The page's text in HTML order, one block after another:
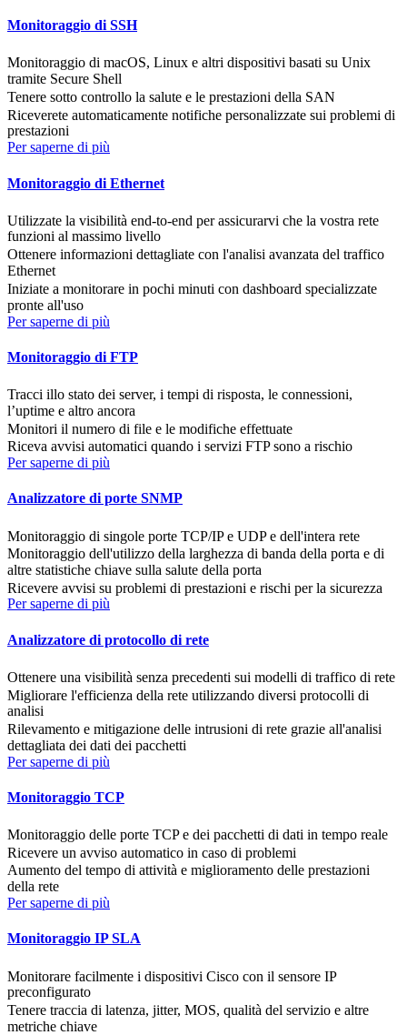
Monitoraggio di SSH
Monitoraggio di macOS, Linux e altri dispositivi basati su Unix
tramite Secure Shell
Tenere sotto controllo la salute e le prestazioni della SAN
Riceverete automaticamente notifiche personalizzate sui problemi di
prestazioni
Per saperne di più
Monitoraggio di Ethernet
Utilizzate la visibilità end-to-end per assicurarvi che la vostra rete
funzioni al massimo livello
Ottenere informazioni dettagliate con l'analisi avanzata del traffico
Ethernet
Iniziate a monitorare in pochi minuti con dashboard specializzate
pronte all'uso
Per saperne di più
Monitoraggio di FTP
Tracci illo stato dei server, i tempi di risposta, le connessioni,
l’uptime e altro ancora
Monitori il numero di file e le modifiche effettuate
Riceva avvisi automatici quando i servizi FTP sono a rischio
Per saperne di più
Analizzatore di porte SNMP
Monitoraggio di singole porte TCP/IP e UDP e dell'intera rete
Monitoraggio dell'utilizzo della larghezza di banda della porta e di
altre statistiche chiave sulla salute della porta
Ricevere avvisi su problemi di prestazioni e rischi per la sicurezza
Per saperne di più
Analizzatore di protocollo di rete
Ottenere una visibilità senza precedenti sui modelli di traffico di rete
Migliorare l'efficienza della rete utilizzando diversi protocolli di
analisi
Rilevamento e mitigazione delle intrusioni di rete grazie all'analisi
dettagliata dei dati dei pacchetti
Per saperne di più
Monitoraggio TCP
Monitoraggio delle porte TCP e dei pacchetti di dati in tempo reale
Ricevere un avviso automatico in caso di problemi
Aumento del tempo di attività e miglioramento delle prestazioni
della rete
Per saperne di più
Monitoraggio IP SLA
Monitorare facilmente i dispositivi Cisco con il sensore IP
preconfigurato
Tenere traccia di latenza, jitter, MOS, qualità del servizio e altre
metriche chiave